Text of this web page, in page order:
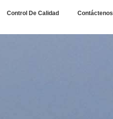
Control De Calidad Contáctenos